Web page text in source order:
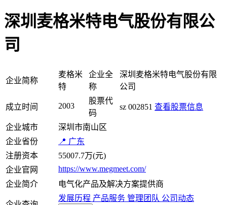
深圳麦格米特电气股份有限公
司
企业简称
麦格米
特
企业全
称
深圳麦格米特电气股份有限
公司
成立时间 2003
股票代
码
sz 002851 查看股票信息
企业城市
深圳市南山区
企业省份
📍 广东
注册资本
55007.7万(元)
企业官网
https://www.megmeet.com/
企业简介
电气化产品及解决方案提供商
发展历程 产品服务 管理团队 公司动态